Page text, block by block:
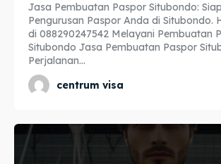
Asuransi
Blog
Asuransi
Blog
Jasa Pembuatan Paspor Situbondo:
Pengurusan Paspor Anda di Situbondo.
di 088290247542 Melayani Pembuatan
Situbondo Jasa Pembuatan Paspor
Perjalanan...
centrum visa